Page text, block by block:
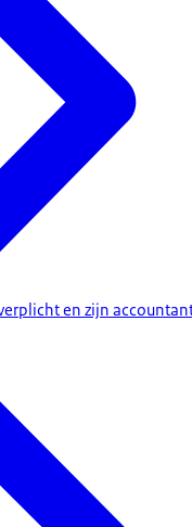
en zijn